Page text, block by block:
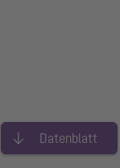
Datenblatt